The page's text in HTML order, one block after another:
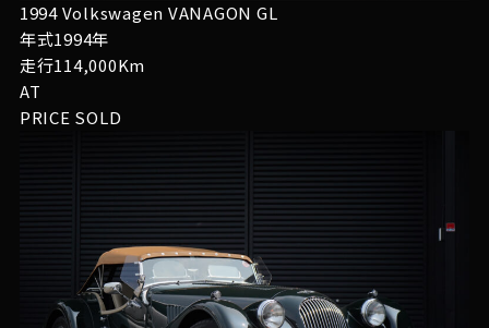
1994 Volkswagen VANAGON GL
年式1994年
走行114,000Km
AT
PRICE SOLD